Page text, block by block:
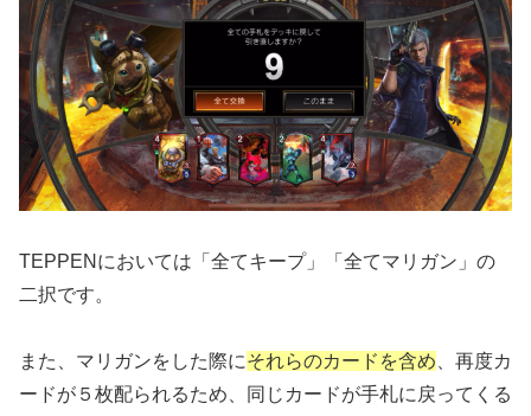
TEPPENにおいては「全てキープ」「全てマリガン」の
二択です。
また、マリガンをした際にそれらのカードを含め、再度カ
ードが５枚配られるため、同じカードが手札に戻ってくる